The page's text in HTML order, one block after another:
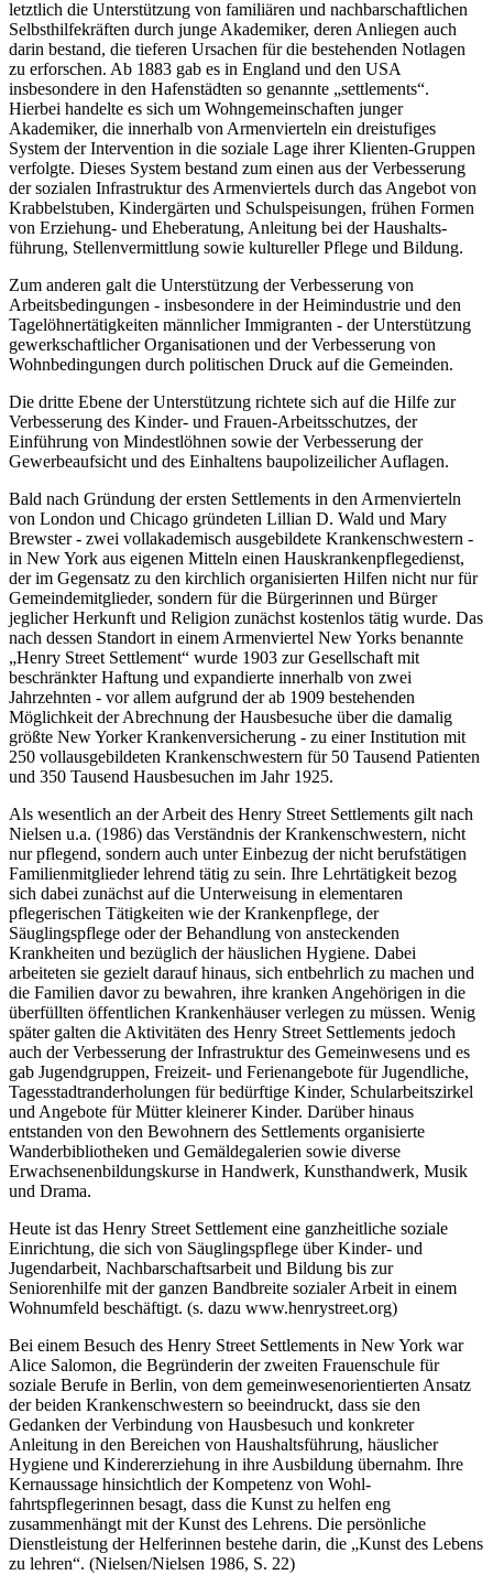
oder sogar des kapitalistischen Wirtschaftssystems. Neben der Frage
nach Investitionen bzgl. der Wohnverhältnisse resultierte daraus
letztlich die Unterstützung von familiären und nachbarschaftlichen
Selbsthilfekräften durch junge Akademiker, deren Anliegen auch
darin bestand, die tieferen Ursachen für die bestehenden Notlagen
zu erfor­schen. Ab 1883 gab es in England und den USA
insbesondere in den Hafenstädten so genannte „settlements“.
Hierbei handelte es sich um Wohngemeinschaften junger
Akademiker, die innerhalb von Armenvier­teln ein dreistufiges
System der Intervention in die soziale Lage ihrer Klienten-Gruppen
verfolgte. Dieses System bestand zum einen aus der Verbesserung
der sozialen Infrastruktur des Armenviertels durch das Angebot von
Krabbelstuben, Kindergärten und Schulspeisungen, frühen Formen
führung, Stellenvermittlung sowie kultureller Pflege und Bildung.
Zum anderen galt die Unterstützung der Verbesserung von
Arbeitsbedin­gungen - insbesondere in der Heimindustrie und den
Tagelöhnertätigkei­ten männlicher Immigranten - der Unterstützung
Wohnbedingungen durch poli­tischen Druck auf die Gemeinden.
Die dritte Ebene der Unterstützung richtete sich auf die Hilfe zur
Verbes­serung des Kinder- und Frauen-Arbeitsschutzes, der
Gewerbeaufsicht und des Einhaltens baupolizeilicher Auflagen.
Bald nach Gründung der ersten Settlements in den Armenvierteln
von London und Chicago gründeten Lillian D. Wald und Mary
Brewster - zwei vollakademisch ausgebildete Krankenschwestern -
in New York aus eigenen Mitteln einen Hauskrankenpflegedienst,
der im Gegensatz zu den kirchlich organisierten Hilfen nicht nur für
Gemeindemitglieder, sondern für die Bürgerinnen und Bürger
jeglicher Herkunft und Religion zunächst kostenlos tätig wurde. Das
nach dessen Standort in einem Armenviertel New Yorks benannte
„Henry Street Settlement“ wurde 1903 zur Gesell­schaft mit
beschränkter Haftung und expandierte innerhalb von zwei
Jahrzehnten - vor allem aufgrund der ab 1909 bestehenden
Möglichkeit der Abrechnung der Hausbesuche über die damalig
größte New Yorker Krankenversicherung - zu einer Institution mit
und 350 Tausend Hausbe­suchen im Jahr 1925.
Als wesentlich an der Arbeit des Henry Street Settlements gilt nach
Nielsen u.a. (1986) das Verständnis der Krankenschwestern, nicht
nur pflegend, sondern auch unter Einbezug der nicht berufstätigen
Familien­mitglieder lehrend tätig zu sein. Ihre Lehrtätigkeit bezog
sich dabei zunächst auf die Unterweisung in elementaren
pflegerischen Tätigkeiten wie der Krankenpflege, der
Säuglingspflege oder der Behandlung von ansteckenden
Krankheiten und bezüglich der häuslichen Hygiene. Dabei
arbeiteten sie gezielt darauf hinaus, sich entbehrlich zu machen und
die Familien davor zu bewahren, ihre kranken Angehörigen in die
überfüllten öffentlichen Krankenhäuser verlegen zu müssen. Wenig
später galten die Aktivitäten des Henry Street Settlements jedoch
auch der Verbesserung der Infrastruktur des Gemeinwesens und es
gab Jugendgruppen, Freizeit- und Ferienangebote für Jugendliche,
Tagesstadtranderholungen für bedürftige Kinder, Schularbeitszirkel
und Angebote für Mütter kleinerer Kinder. Darüber hinaus
entstanden von den Bewohnern des Settlements organisierte
Wanderbibliotheken und Gemäldegalerien sowie diverse
und Drama.
Heute ist das Henry Street Settlement eine ganzheitliche soziale
Einrich­tung, die sich von Säuglingspflege über Kinder- und
Jugendarbeit, Nachbarschaftsarbeit und Bildung bis zur
Wohnumfeld beschäftigt. (s. dazu www.henrystreet.org)
Bei einem Besuch des Henry Street Settlements in New York war
Alice Salomon, die Begründerin der zweiten Frauenschule für
soziale Berufe in Berlin, von dem gemeinwesenorientierten Ansatz
der beiden Kranken­schwestern so beeindruckt, dass sie den
Gedanken der Verbindung von Hausbesuch und konkreter
Anleitung in den Bereichen von Haushaltsfüh­rung, häuslicher
Hygiene und Kindererziehung in ihre Ausbildung übernahm. Ihre
Kernaussage hinsichtlich der Kompetenz von Wohl­
fahrtspflegerinnen besagt, dass die Kunst zu helfen eng
zusammenhängt mit der Kunst des Lehrens. Die persönliche